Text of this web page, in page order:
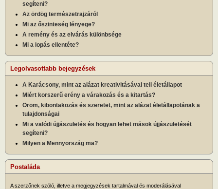
segíteni?
Az ördög természetrajzáról
Mi az őszinteség lényege?
A remény és az elvárás különbsége
Mi a lopás ellentéte?
Legolvasottabb bejegyzések
A Karácsony, mint az alázat kreativitásával teli életállapot
Miért korszerű erény a várakozás és a kitartás?
Öröm, kibontakozás és szeretet, mint az alázat életállapotának a
tulajdonságai
Mi a valódi újjászületés és hogyan lehet mások újjászületését
segíteni?
Milyen a Mennyország ma?
Postaláda
A szerzőnek szóló, illetve a megjegyzések tartalmával és moderálásával